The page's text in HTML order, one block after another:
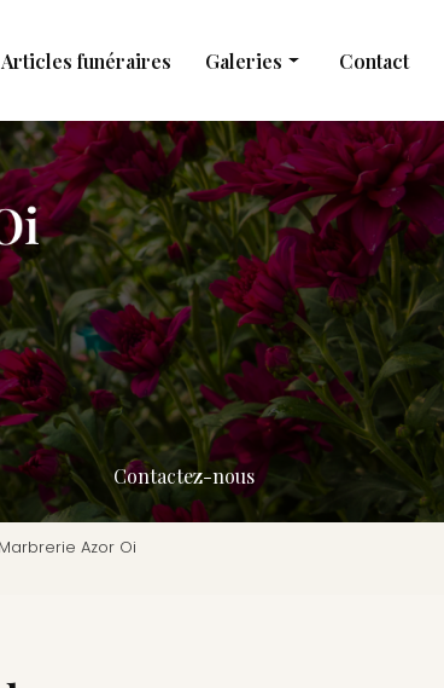
Articles funéraires Galeries
Obsèques
Marbrerie
Articles funéraires
Contact
Contactez-nous
Azor Oi